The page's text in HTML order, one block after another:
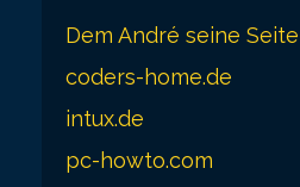
s
g
Dem André seine Seite
coders-home.de
intux.de
pc-howto.com